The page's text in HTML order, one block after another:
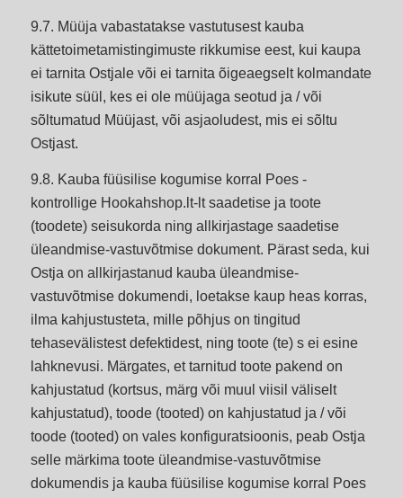
9.7. Müüja vabastatakse vastutusest kauba
kättetoimetamistingimuste rikkumise eest, kui kaupa
ei tarnita Ostjale või ei tarnita õigeaegselt kolmandate
isikute süül, kes ei ole müüjaga seotud ja / või
sõltumatud Müüjast, või asjaoludest, mis ei sõltu
Ostjast.
9.8. Kauba füüsilise kogumise korral Poes -
kontrollige Hookahshop.lt-lt saadetise ja toote
(toodete) seisukorda ning allkirjastage saadetise
üleandmise-vastuvõtmise dokument. Pärast seda, kui
Ostja on allkirjastanud kauba üleandmise-
vastuvõtmise dokumendi, loetakse kaup heas korras,
ilma kahjustusteta, mille põhjus on tingitud
tehasevälistest defektidest, ning toote (te) s ei esine
lahknevusi. Märgates, et tarnitud toote pakend on
kahjustatud (kortsus, märg või muul viisil väliselt
kahjustatud), toode (tooted) on kahjustatud ja / või
toode (tooted) on vales konfiguratsioonis, peab Ostja
selle märkima toote üleandmise-vastuvõtmise
dokumendis ja kauba füüsilise kogumise korral Poes